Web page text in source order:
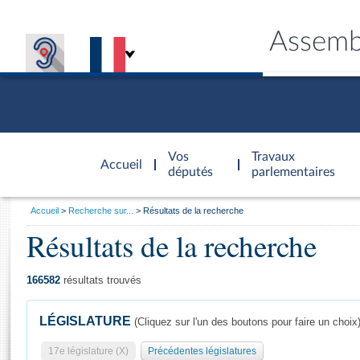
Accueil
d'accueil
Vos
députés
Travaux
parlementaires
Général
Vous
Accueil Recherche sur... Résultats de la recherche
Résultats de la recherche
166582 résultats trouvés
LÉGISLATURE (Cliquez sur l'un des boutons pour faire un choix)
17e législature (X) Précédentes législatures